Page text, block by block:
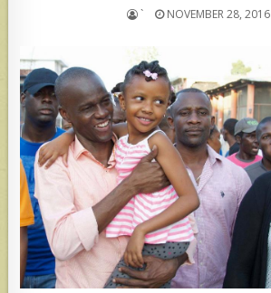
` NOVEMBER 28, 2016